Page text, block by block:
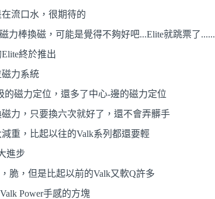
流口水，很期待的
力棒換磁，可能是覺得不夠好吧...Elite就跳票了......
終於推出
力系統
的磁力定位，還多了中心-邊的磁力定位
力，只要換六次就好了，還不會弄髒手
重，比起以往的Valk系列都還要輕
進步
脆，但是比起以前的Valk又軟Q許多
Power手感的方塊